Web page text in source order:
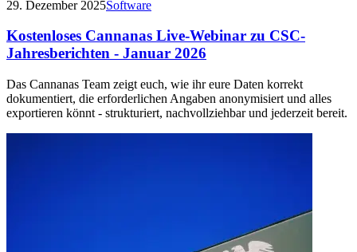
29. Dezember 2025Software
Kostenloses Cannanas Live-Webinar zu CSC-
Jahresberichten - Januar 2026
Das Cannanas Team zeigt euch, wie ihr eure Daten korrekt
dokumentiert, die erforderlichen Angaben anonymisiert und alles
exportieren könnt - strukturiert, nachvollziehbar und jederzeit bereit.